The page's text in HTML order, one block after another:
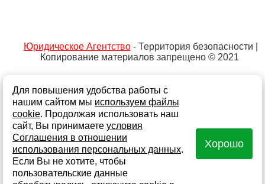
Юридическое Агентство- Территория безопасности |
Копирование материалов запрещено © 2021
Не является публичной офертой
Политика обработки персональных данных и
информации
Согласие на обработку персональных данных
Согласие на получение информационной и рекламной
рассылки
Создание сайта - Fokas
Для повышения удобства работы с
нашим сайтом мы используем файлы
cookie. Продолжая использовать наш
сайт, Вы принимаете условия
Соглашения в отношении
использования персональных данных.
Если Вы не хотите, чтобы
пользовательские данные
Хорошо